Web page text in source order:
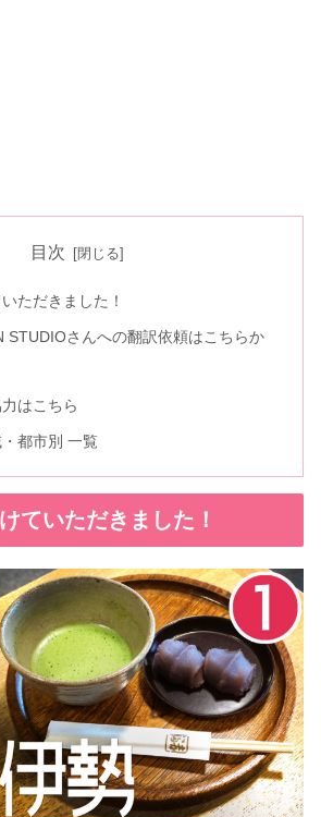
目次
ただきました！
STUDIOさんへの翻訳依頼はこちらか
はこちら
都市別 一覧
ていただきました！